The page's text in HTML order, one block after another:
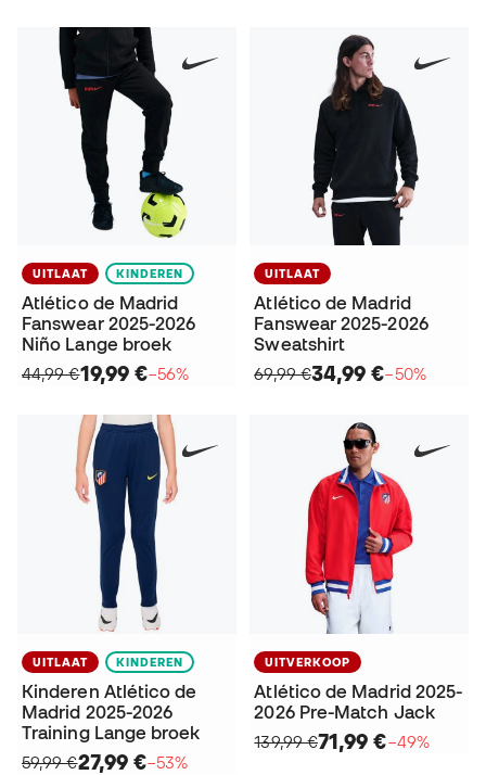
UITLAAT KINDEREN
Atlético de Madrid
Fanswear 2025-2026
Niño Lange broek
44,99 €19,99 €−56%
UITLAAT
Atlético de Madrid
Fanswear 2025-2026
Sweatshirt
69,99 €34,99 €−50%
UITLAAT KINDEREN
Kinderen Atlético de
Madrid 2025-2026
Training Lange broek
59,99 €27,99 €−53%
UITVERKOOP
Atlético de Madrid 2025-
2026 Pre-Match Jack
139,99 €71,99 €−49%